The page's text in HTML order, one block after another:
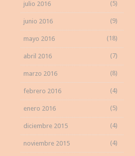
julio 2016 (5)
junio 2016 (9)
mayo 2016 (18)
abril 2016 (7)
marzo 2016 (8)
febrero 2016 (4)
enero 2016 (5)
diciembre 2015 (4)
noviembre 2015 (4)